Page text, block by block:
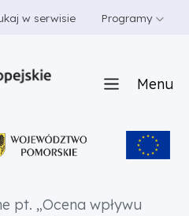
w serwisie Programy
Menu
pt. „Ocena wpływu